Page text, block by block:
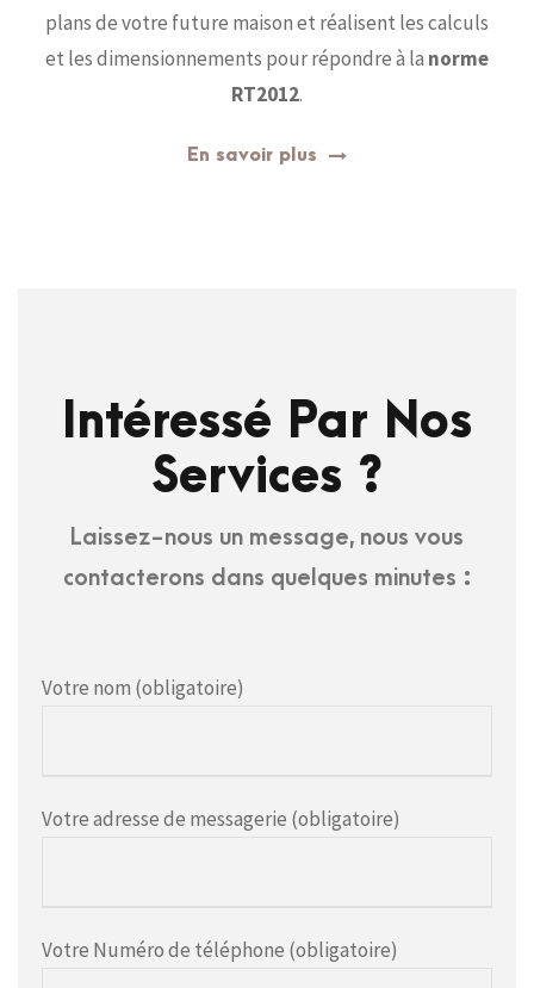
plans de votre future maison et réalisent les calculs
et les dimensionnements pour répondre à la norme
RT2012.
En savoir plus
Intéressé Par Nos
Services ?
Laissez-nous un message, nous vous
contacterons dans quelques minutes :
Votre nom (obligatoire)
Votre adresse de messagerie (obligatoire)
Votre Numéro de téléphone (obligatoire)